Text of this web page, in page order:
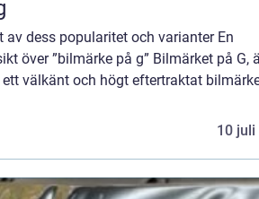
dess popularitet och varianter En
över ”bilmärke på g” Bilmärket på G,
välkänt och högt eftertraktat
10 juli